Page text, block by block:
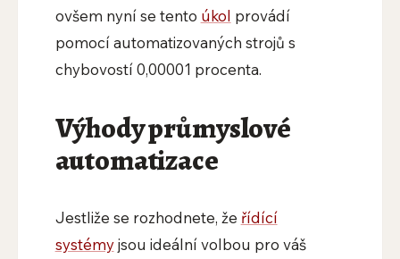
ovšem nyní se tento úkol provádí
pomocí automatizovaných strojů s
chybovostí 0,00001 procenta.
Výhody průmyslové
automatizace
Jestliže se rozhodnete, že řídící
systémyjsou ideální volbou pro váš